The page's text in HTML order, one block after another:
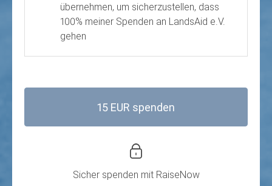
übernehmen, um sicherzustellen, dass
100% meiner Spenden an LandsAid e.V.
gehen
15 EUR spenden
Sicher spenden mit RaiseNow